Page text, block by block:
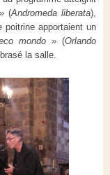
(Andromeda liberata),
apportaient un
mondo » (Orlando
la salle.